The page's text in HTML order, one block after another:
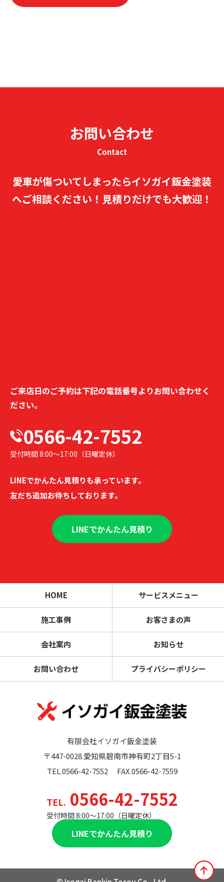
お問い合わせ
Contact
愛車が傷ついてしまったらイソガイ鈑金塗装
へご相談ください！ 見積りだけでも大歓迎！
ご来店日のご予約は下記の電話番号よりお問い合わせく
ださい。
0566-42-7552
受付時間 8:00〜17:00（日曜定休）
LINEでかんたん見積りも承っています。
友だち追加お待ちしております。
LINEでかんたん見積り
HOME サービスメニュー
施工事例 お客さまの声
会社案内 お知らせ
お問い合わせ プライバシーポリシー
有限会社イソガイ鈑金塗装
〒447-0028 愛知県碧南市神有町2丁目5-1
TEL.0566-42-7552 FAX.0566-42-7559
TEL. 0566-42-7552
受付時間 8:00〜17:00（日曜定休）
LINEでかんたん見積り